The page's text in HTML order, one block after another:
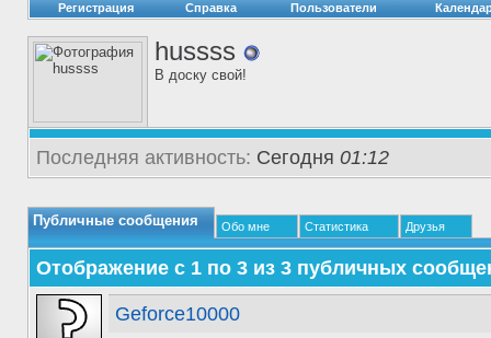
Регистрация Справка Пользователи
hussss
В доску свой!
Последняя активность: Сегодня 01:12
Публичные сообщения Обо мне Статистика Друзья
Отображение с 1 по 3 из 3 публичных
Geforce10000